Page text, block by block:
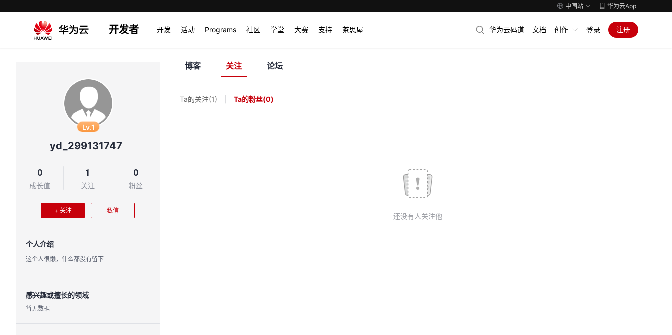
中国站 华为云App
开发者 开发 活动 Programs 社区 学堂 大赛 支持 茶思屋 华为云码道 文档 创作 登录 注册
Lv.1
yd_299131747
0
成长值
1
关注
0
粉丝
+ 关注 私信
个人介绍
这个人很懒，什么都没有留下
感兴趣或擅长的领域
暂无数据
博客 关注 论坛
Ta的关注(1) Ta的粉丝(0)
还没有人关注他